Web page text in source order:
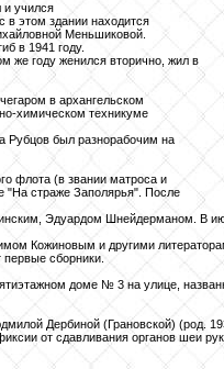
и учился
в этом здании находится
Меньшиковой.
в 1941 году.
же году женился вторично, жил в
в архангельском
химическом техникуме
Рубцов был разнорабочим на
флота (в звании матроса и
"На страже Заполярья". После
Эдуардом Шнейдерманом. В
Кожиновым и другими
сборники.
доме № 3 на улице,
Дербиной (Грановской) (род.
от сдавливания органов шеи